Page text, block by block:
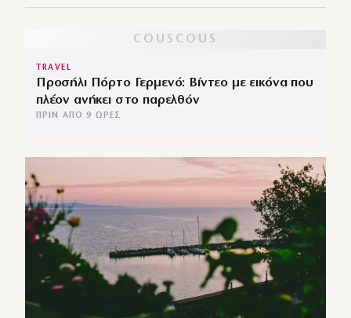
TRAVEL
Προσήλι Πόρτο Γερμενό: Βίντεο με εικόνα που
πλέον ανήκει στο παρελθόν
ΠΡΙΝ ΑΠΌ 9 ΏΡΕΣ